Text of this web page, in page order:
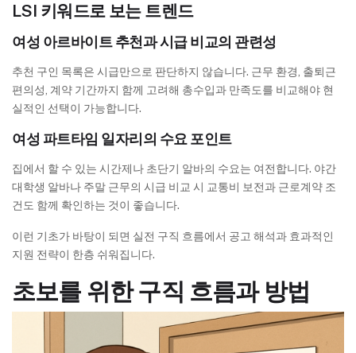
LSI 키워드로 보는 트렌드
여성 아르바이트 추천과 시급 비교의 관련성
추천 구인 목록은 시급만으로 판단하지 않습니다. 근무 환경, 출퇴근
편의성, 계약 기간까지 함께 고려해 총수입과 만족도를 비교해야 현
실적인 선택이 가능합니다.
여성 파트타임 일자리의 수요 포인트
집에서 할 수 있는 시간제나 초단기 알바의 수요는 여전합니다. 야간
대학생 알바나 주말 근무의 시급 비교 시 교통비 보전과 근로계약 조
건도 함께 확인하는 것이 좋습니다.
이런 기초가 바탕이 되면 실전 구직 흐름에서 공고 해석과 효과적인
지원 전략이 한층 쉬워집니다.
초보를 위한 구직 흐름과 방법